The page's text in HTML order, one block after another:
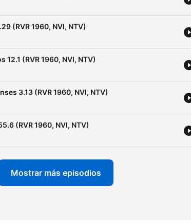
(RVR 1960, NVI, NTV)
12.1 (RVR 1960, NVI, NTV)
3.13 (RVR 1960, NVI, NTV)
(RVR 1960, NVI, NTV)
Mostrar más episodios